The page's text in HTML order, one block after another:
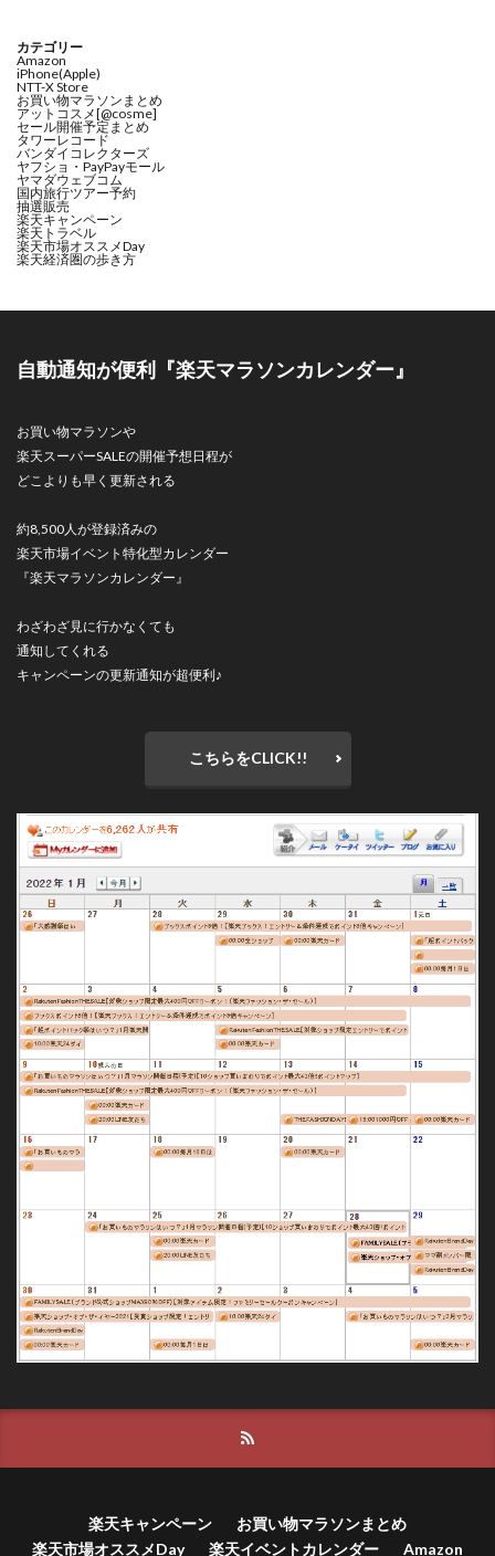
カテゴリー
Amazon
iPhone(Apple)
NTT-X Store
お買い物マラソンまとめ
アットコスメ[@cosme]
セール開催予定まとめ
タワーレコード
バンダイコレクターズ
ヤフショ・PayPayモール
ヤマダウェブコム
国内旅行ツアー予約
抽選販売
楽天キャンペーン
楽天トラベル
楽天市場オススメDay
楽天経済圏の歩き方
自動通知が便利『楽天マラソンカレンダー』
お買い物マラソンや
楽天スーパーSALEの開催予想日程が
どこよりも早く更新される
約8,500人が登録済みの
楽天市場イベント特化型カレンダー
『楽天マラソンカレンダー』
わざわざ見に行かなくても
通知してくれる
キャンペーンの更新通知が超便利♪
こちらをCLICK!!
楽天キャンペーン
お買い物マラソンまとめ
楽天市場オススメDay
楽天イベントカレンダー Amazon